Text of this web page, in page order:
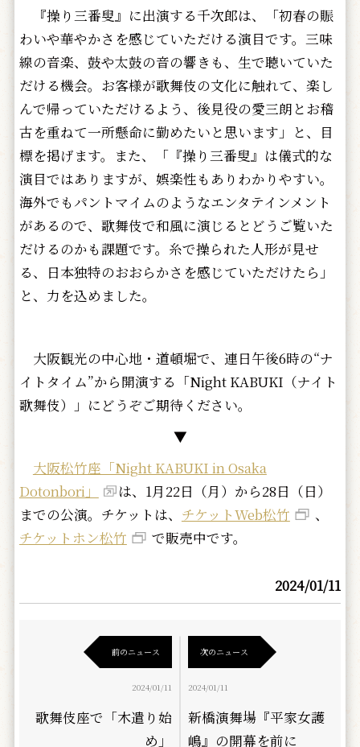
『操り三番叟』に出演する千次郎は、「初春の賑
わいや華やかさを感じていただける演目です。三味
線の音楽、鼓や太鼓の音の響きも、生で聴いていた
だける機会。お客様が歌舞伎の文化に触れて、楽し
んで帰っていただけるよう、後見役の愛三朗とお稽
古を重ねて一所懸命に勤めたいと思います」と、目
標を掲げます。また、「『操り三番叟』は儀式的な
演目ではありますが、娯楽性もありわかりやすい。
海外でもパントマイムのようなエンタテインメント
があるので、歌舞伎で和風に演じるとどうご覧いた
だけるのかも課題です。糸で操られた人形が見せ
る、日本独特のおおらかさを感じていただけたら」
と、力を込めました。
大阪観光の中心地・道頓堀で、連日午後6時の“ナ
イトタイム”から開演する「Night KABUKI（ナイト
歌舞伎）」にどうぞご期待ください。
▼
大阪松竹座「Night KABUKI in Osaka
Dotonbori」
は、1月22日（月）から28日（日）
までの公演。チケットは、 チケットWeb松竹
、
チケットホン松竹
で販売中です。
2024/01/11
前のニュース
2024/01/11
歌舞伎座で「木遣り始
め」
次のニュース
2024/01/11
新橋演舞場『平家女護
嶋』の開幕を前に